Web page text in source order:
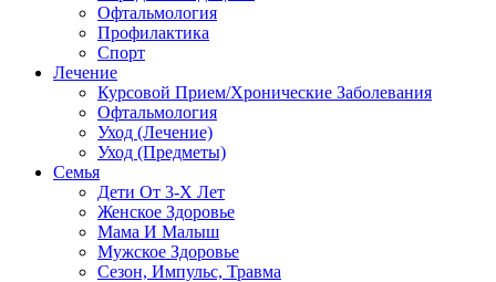
Офтальмология
Профилактика
Спорт
Лечение
Курсовой Прием/Хронические Заболевания
Офтальмология
Уход (Лечение)
Уход (Предметы)
Семья
Дети От 3-Х Лет
Женское Здоровье
Мама И Малыш
Мужское Здоровье
Сезон, Импульс, Травма